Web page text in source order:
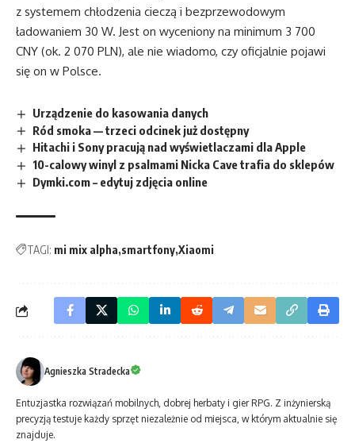
z systemem chłodzenia cieczą i bezprzewodowym
ładowaniem 30 W. Jest on wyceniony na minimum 3 700
CNY (ok. 2 070 PLN), ale nie wiadomo, czy oficjalnie pojawi
się on w Polsce.
Urządzenie do kasowania danych
Ród smoka — trzeci odcinek już dostępny
Hitachi i Sony pracują nad wyświetlaczami dla Apple
10-calowy winyl z psalmami Nicka Cave trafia do sklepów
Dymki.com – edytuj zdjęcia online
TAGI: mi mix alpha smartfony Xiaomi
Agnieszka Stradecka
Entuzjastka rozwiązań mobilnych, dobrej herbaty i gier RPG. Z inżynierską
precyzją testuje każdy sprzęt niezależnie od miejsca, w którym aktualnie się
znajduje.